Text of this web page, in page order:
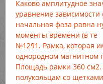
Каково амплитудное
уравнение
начальная фаза равна
моменты времени (в те
№1291. Рамка, которая
однородном магнитном
Площадь рамки 360
полукольцам со